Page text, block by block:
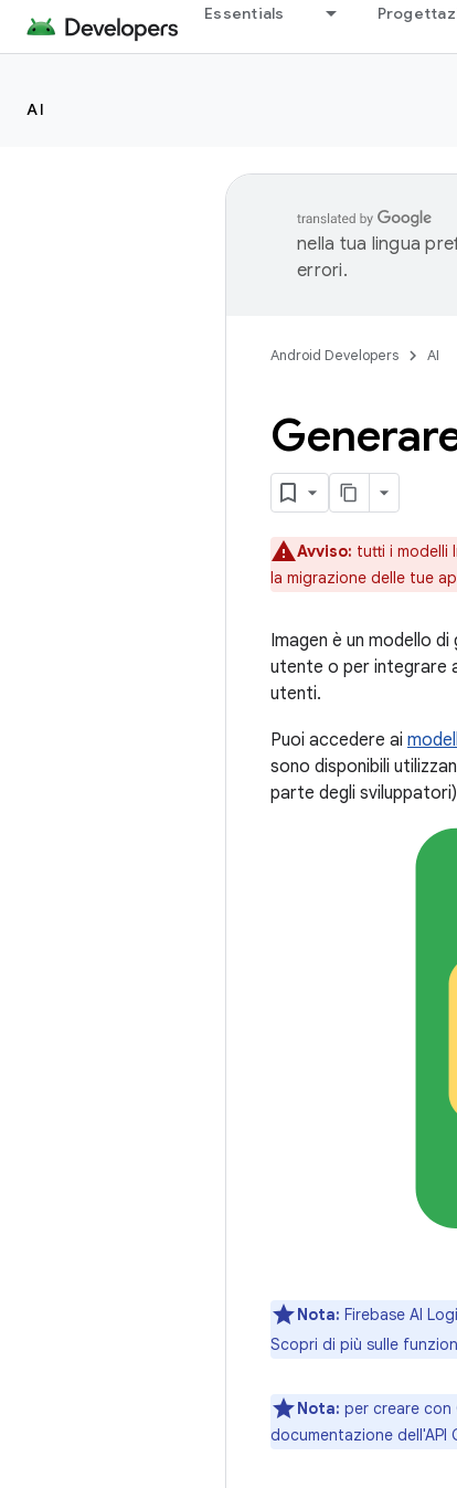
Essentials
AI
nella tua lingua
errori.
Android Developers AI
Avviso: tutti i modelli
la migrazione delle tue
Imagen è un modello
utente o per integrare
utenti.
Puoi accedere ai
sono disponibili
parte degli
Nota: Firebase AI
Scopri di più sulle
Nota: per creare con
documentazione dell'API